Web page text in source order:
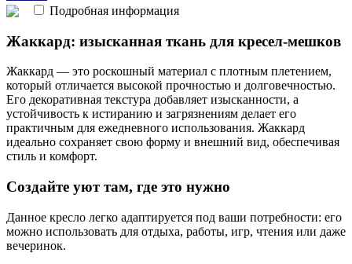
Подробная информация
Жаккард: изысканная ткань для кресел-мешков
Жаккард — это роскошный материал с плотным плетением,
который отличается высокой прочностью и долговечностью.
Его декоративная текстура добавляет изысканности, а
устойчивость к истиранию и загрязнениям делает его
практичным для ежедневного использования. Жаккард
идеально сохраняет свою форму и внешний вид, обеспечивая
стиль и комфорт.
Создайте уют там, где это нужно
Данное кресло легко адаптируется под ваши потребности: его
можно использовать для отдыха, работы, игр, чтения или даже
вечеринок.